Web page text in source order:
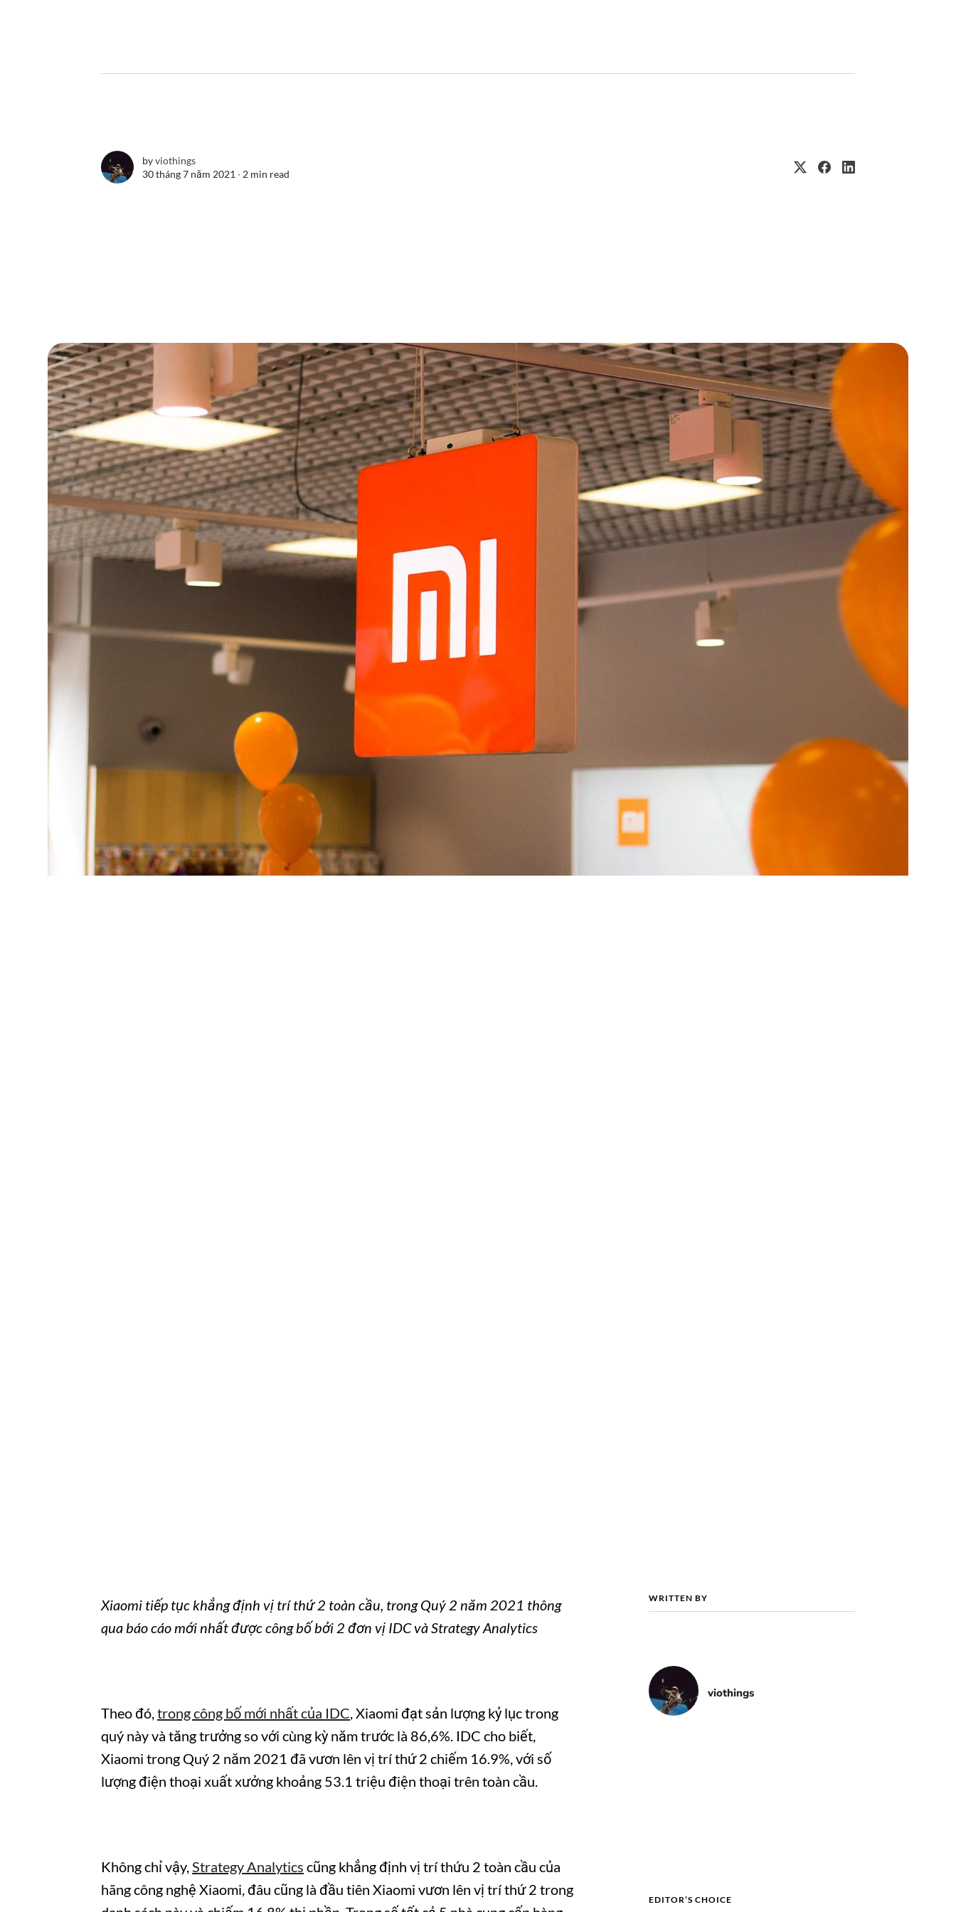
byviothings
30 tháng 7 năm 2021 ∙ 2 min read
WRITTEN BY
viothings
EDITOR’S CHOICE
Xiaomi tiếp tục khẳng định vị trí thứ 2 toàn cầu, trong Quý 2 năm 2021 thông
qua báo cáo mới nhất được công bố bởi 2 đơn vị IDC và Strategy Analytics
Theo đó,trong công bố mới nhất của IDC, Xiaomi đạt sản lượng kỷ lục trong
quý này và tăng trưởng so với cùng kỳ năm trước là 86,6%. IDC cho biết,
Xiaomi trong Quý 2 năm 2021 đã vươn lên vị trí thứ 2 chiếm 16.9%, với số
lượng điện thoại xuất xưởng khoảng 53.1 triệu điện thoại trên toàn cầu.
Không chỉ vậy,Strategy Analytics cũng khẳng định vị trí thứu 2 toàn cầu của
hãng công nghệ Xiaomi, đâu cũng là đầu tiên Xiaomi vươn lên vị trí thứ 2 trong